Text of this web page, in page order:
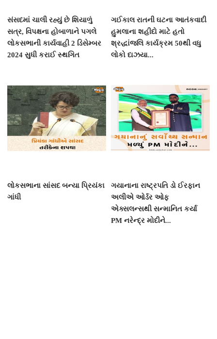
સંસદમાં ચાલી રહ્યું છે શિયાળું
સત્ર, વિપક્ષના હોબાળાને પગલે
લોકસભાની કાર્યવાહી 2 ડિસેમ્બર
2024 સુધી કરાઈ સ્થગિત
ગઈકાલ રાતની ઘટના આતંકવાદી
હુમલાના શહીદો માટે હતો
શ્રદ્ધાંજલિ કાર્યક્રમ 50થી વધુ
લોકો દાઝયા...
લોકસભાના સાંસદ બન્યા પ્રિયંકા
ગાંધી
ગયાનાના રાષ્ટ્રપતિ ડો ઈરફાન
અલીએ ઓર્ડર ઓફ
એક્સલન્સથી સન્માનિત કર્યા
PM નરેન્દ્ર મોદીને...